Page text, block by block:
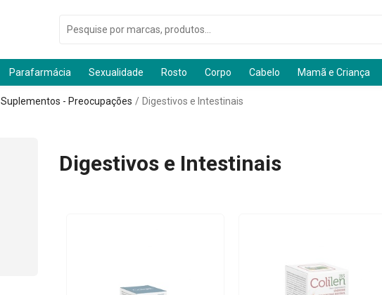
Parafarmácia Sexualidade Rosto Corpo Cabelo Mamã e Criança
Suplementos - Preocupações Digestivos e Intestinais
Digestivos e Intestinais